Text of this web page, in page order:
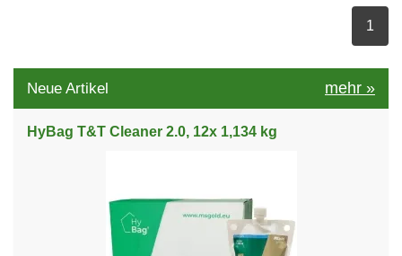
1
Neue Artikel mehr »
HyBag T&T Cleaner 2.0, 12x 1,134 kg